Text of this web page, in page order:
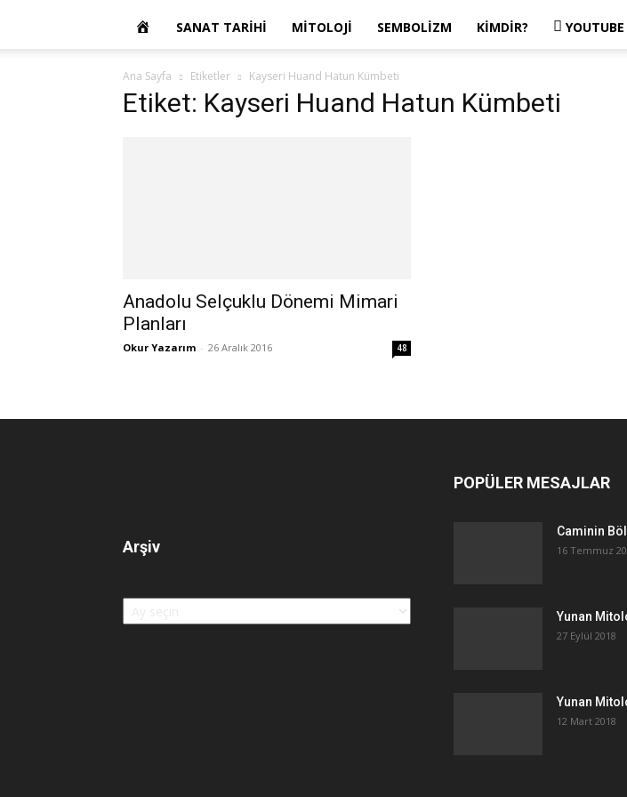
OKUR
YAZARIM
SANAT TARIHI MITOLOJI SEMBOLIZM KIMDIR?
Ana Sayfa Etiketler Kayseri Huand Hatun Kümbeti
Etiket: Kayseri Huand Hatun Kümbeti
Anadolu Selçuklu Dönemi Mimari
Planları
Okur Yazarım - 26 Aralık 2016 48
Arşiv
Arşiv
POPÜLER MESAJLAR
Caminin
16 Temmuz
Yunan
27 Eylül 2018
Yunan
12 Mart 2018